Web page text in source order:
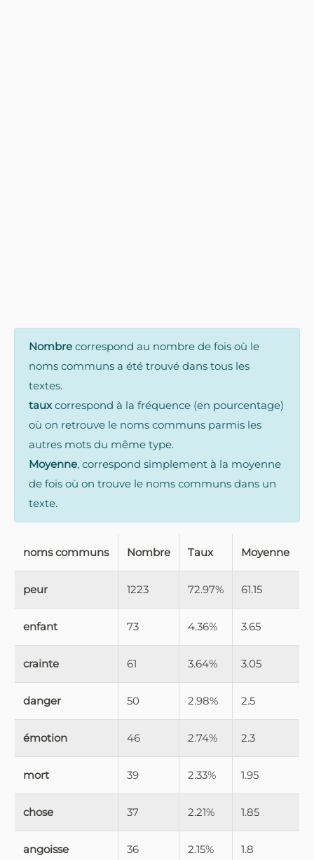
Nombre correspond au nombre de fois où le
noms communs a été trouvé dans tous les
textes.
tauxcorrespond à la fréquence (en pourcentage)
où on retrouve le noms communs parmis les
autres mots du même type.
Moyenne, correspond simplement à la moyenne
de fois où on trouve le noms communs dans un
texte.
noms communs Nombre Taux Moyenne
peur 1223 72.97% 61.15
enfant 73 4.36% 3.65
crainte 61 3.64% 3.05
danger 50 2.98% 2.5
émotion 46 2.74% 2.3
mort 39 2.33% 1.95
chose 37 2.21% 1.85
angoisse 36 2.15% 1.8